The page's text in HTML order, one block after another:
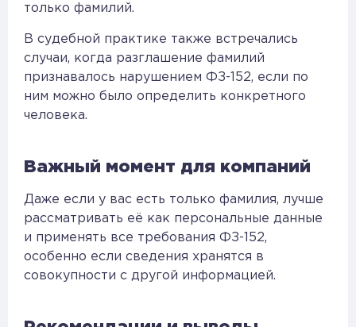
только фамилий.
В судебной практике также встречались
случаи, когда разглашение фамилий
признавалось нарушением ФЗ-152, если по
ним можно было определить конкретного
человека.
Важный момент для компаний
Даже если у вас есть только фамилия, лучше
рассматривать её как персональные данные
и применять все требования ФЗ-152,
особенно если сведения хранятся в
совокупности с другой информацией.